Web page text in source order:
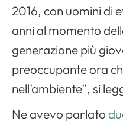
2016, con uomini di
anni al momento
generazione più
preoccupante ora
nell’ambiente”, si
Ne avevo parlato